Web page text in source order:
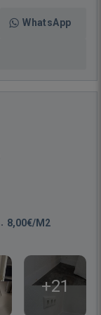
WhatsApp
8,00€/M2
+21